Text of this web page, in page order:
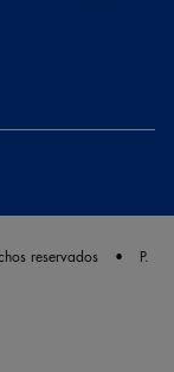
reservados
P.